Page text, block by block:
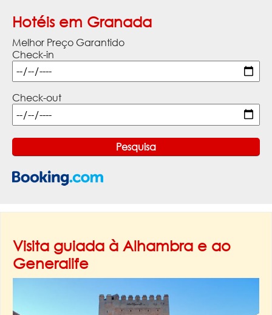
Hotéis em Granada
Melhor Preço Garantido
Check-in
Check-out
Visita guiada à Alhambra e ao
Generalife